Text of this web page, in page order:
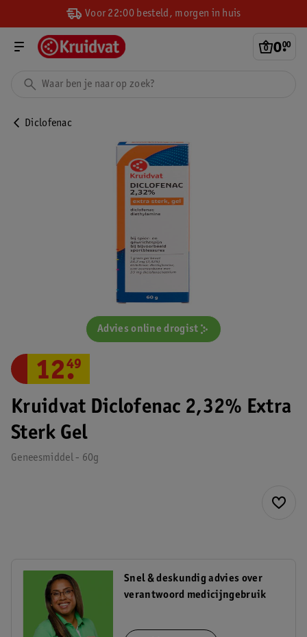
Voor 22:00 besteld, morgen in huis
0.
00
Diclofenac
Advies online drogist
Kruidvat Diclofenac 2,32% Extra
Sterk Gel
Geneesmiddel - 60g
12.
49
Snel & deskundig advies over
verantwoord medicijngebruik